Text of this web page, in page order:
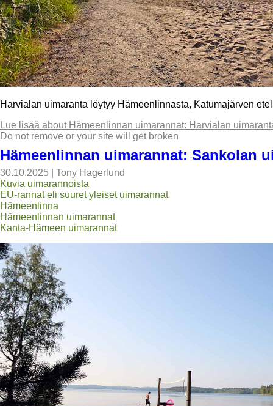
Harvialan uimaranta löytyy Hämeenlinnasta, Katumajärven
Lue lisää about Hämeenlinnan uimarannat: Harvialan
Do not remove or your site will get broken
Hämeenlinnan uimarannat: Sankolan
30.10.2025
Tony Hagerlund
Kuvia uimarannoista
EU-rannat eli suuret yleiset uimarannat
Hämeenlinna
Hämeenlinnan uimarannat
Kanta-Hämeen uimarannat